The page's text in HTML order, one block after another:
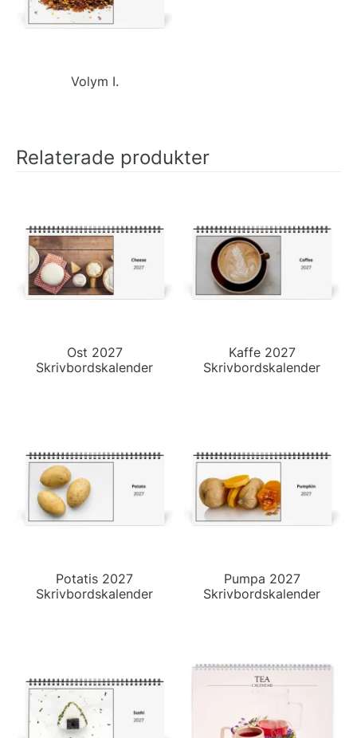
Volym I.
Relaterade produkter
Ost 2027
Skrivbordskalender
Kaffe 2027
Skrivbordskalender
Potatis 2027
Skrivbordskalender
Pumpa 2027
Skrivbordskalender